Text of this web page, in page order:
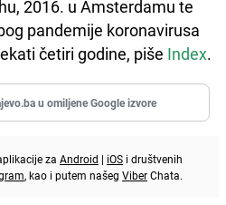
2016. u Amsterdamu te
pandemije koronavirusa
četiri godine, piše Index.
u omiljene Google izvore
za Android | iOS i društvenih
, kao i putem našeg ViberChata.